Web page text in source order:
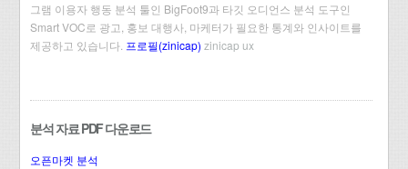
그램 이용자 행동 분석 툴인 BigFoot9과 타깃 오디언스 분석 도구인
Smart VOC로 광고, 홍보 대행사, 마케터가 필요한 통계와 인사이트를
제공하고 있습니다. 프로필(zinicap) zinicap ux
분석 자료 PDF 다운로드
오픈마켓 분석